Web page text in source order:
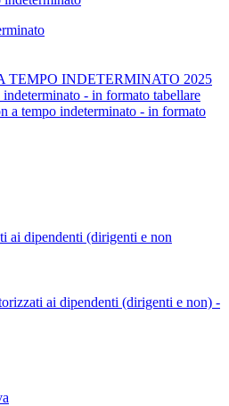
TEMPO INDETERMINATO 2025
indeterminato - in formato tabellare
a tempo indeterminato - in formato
ai dipendenti (dirigenti e non
ai dipendenti (dirigenti e non) -